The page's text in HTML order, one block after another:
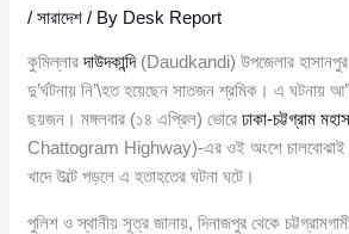
/সারাদেশ / By Desk Report
কুমিল্লারদাউদকান্দি(Daudkandi) উপজেলার
দু’র্ঘটনায় নি’\হত হয়েছেন সাতজন শ্রমিক। এ ঘটনায়
ছয়জন। মঙ্গলবার (১৪ এপ্রিল) ভোরেঢাকা-চট্টগ্রাম
Chattogram Highway)-এর ওই অংশে চালবোঝাই
খাদে উল্টে পড়লে এ হতাহতের ঘটনা ঘটে।
পুলিশ ও স্থানীয় সূত্র জানায়, দিনাজপুর থেকে